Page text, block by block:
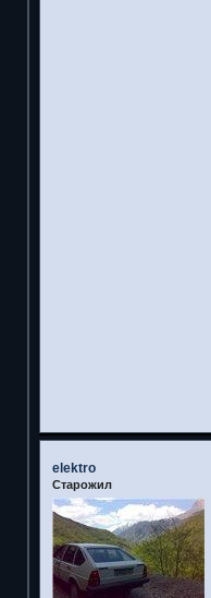
elektro
Старожил